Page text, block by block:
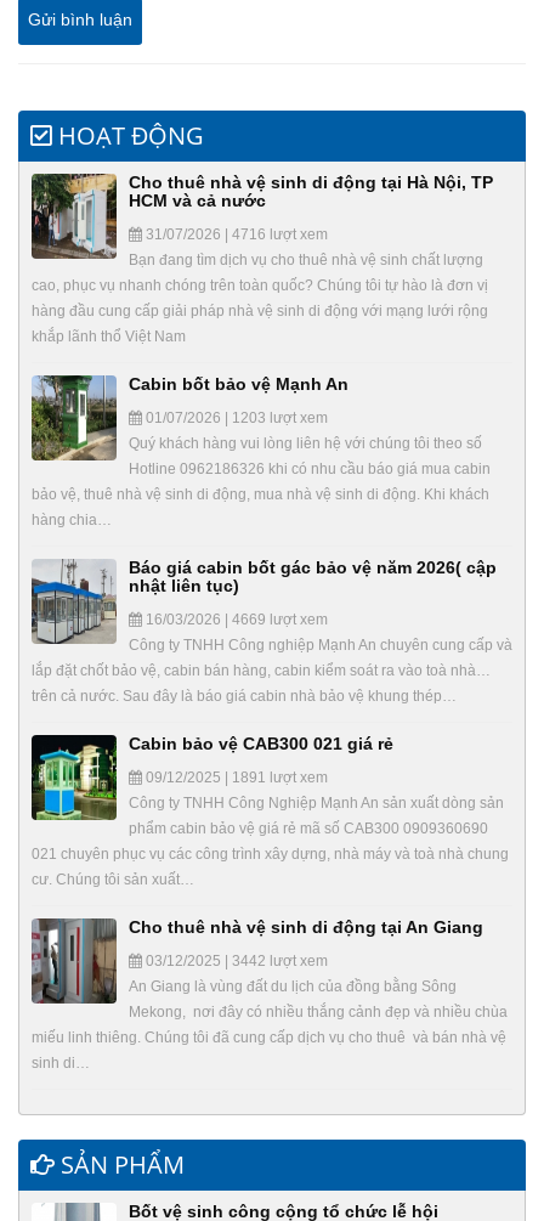
HOẠT ĐỘNG
Cho thuê nhà vệ sinh di động tại Hà Nội, TP
HCM và cả nước
31/07/2026 | 4716 lượt xem
Bạn đang tìm dịch vụ cho thuê nhà vệ sinh chất lượng
cao, phục vụ nhanh chóng trên toàn quốc? Chúng tôi tự hào là đơn vị
hàng đầu cung cấp giải pháp nhà vệ sinh di động với mạng lưới rộng
khắp lãnh thổ Việt Nam
Cabin bốt bảo vệ Mạnh An
01/07/2026 | 1203 lượt xem
Quý khách hàng vui lòng liên hệ với chúng tôi theo số
Hotline 0962186326 khi có nhu cầu báo giá mua cabin
bảo vệ, thuê nhà vệ sinh di động, mua nhà vệ sinh di động. Khi khách
hàng chia…
Báo giá cabin bốt gác bảo vệ năm 2026( cập
nhật liên tục)
16/03/2026 | 4669 lượt xem
Công ty TNHH Công nghiệp Mạnh An chuyên cung cấp và
lắp đặt chốt bảo vệ, cabin bán hàng, cabin kiểm soát ra vào toà nhà…
trên cả nước. Sau đây là báo giá cabin nhà bảo vệ khung thép…
Cabin bảo vệ CAB300 021 giá rẻ
09/12/2025 | 1891 lượt xem
Công ty TNHH Công Nghiệp Mạnh An sản xuất dòng sản
phẩm cabin bảo vệ giá rẻ mã số CAB300 0909360690
021 chuyên phục vụ các công trình xây dựng, nhà máy và toà nhà chung
cư. Chúng tôi sản xuất…
Cho thuê nhà vệ sinh di động tại An Giang
03/12/2025 | 3442 lượt xem
An Giang là vùng đất du lịch của đồng bằng Sông
Mekong, nơi đây có nhiều thắng cảnh đẹp và nhiều chùa
miếu linh thiêng. Chúng tôi đã cung cấp dịch vụ cho thuê và bán nhà vệ
sinh di…
SẢN PHẨM
Bốt vệ sinh công cộng tổ chức lễ hội